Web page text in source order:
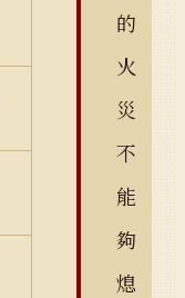
的
火
災
不
能
夠
熄